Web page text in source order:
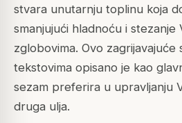
stvara unutarnju toplinu koja
smanjujući hladnoću i stezanje
zglobovima. Ovo zagrijavajuće
tekstovima opisano je kao
sezam preferira u upravljanju
druga ulja.